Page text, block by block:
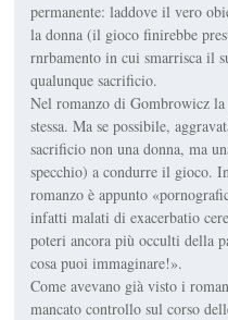
permanente: laddove il vero
la donna (il gioco finirebbe
rnrbamento in cui smarrisca il
qualunque sacrificio.
Nel romanzo di Gombrowicz la
stessa. Ma se possibile,
sacrificio non una donna, ma
specchio) a condurre il gioco.
romanzo è appunto
infatti malati di exacerbatio
poteri ancora più occulti della
cosa puoi immaginare!».
Come avevano già visto i
mancato controllo sul corso